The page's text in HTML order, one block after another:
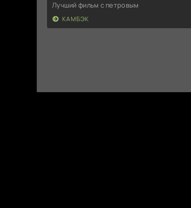
Лучший фильм с петровым
КАМБЭК